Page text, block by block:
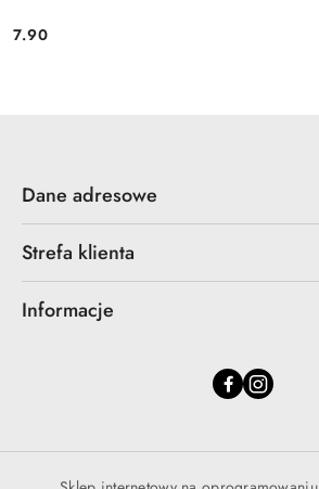
Cena:
7.90
Dane adresowe
Strefa klienta
Informacje